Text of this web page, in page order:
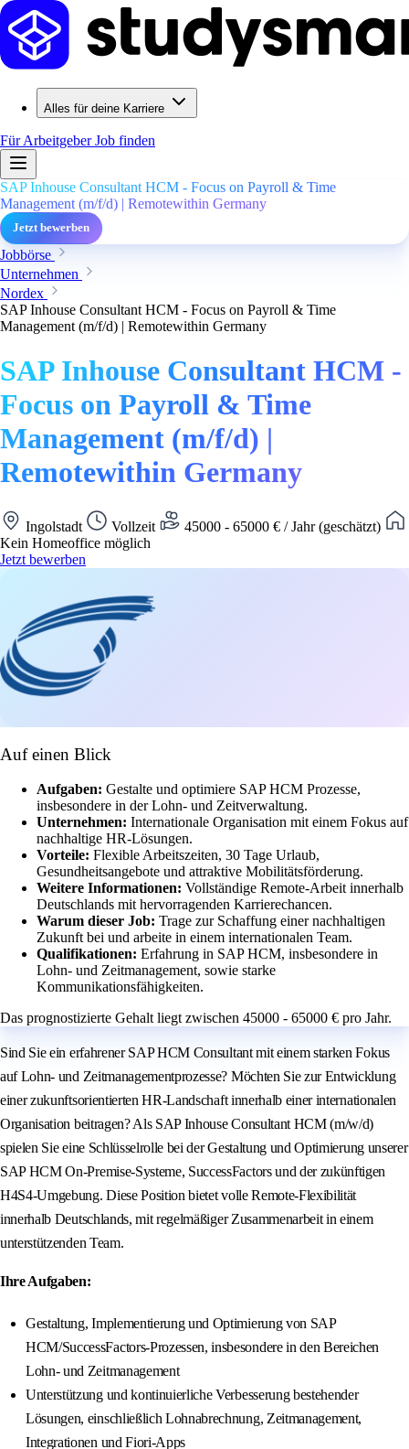
Alles für deine Karriere
Für ArbeitgeberJob finden
SAP Inhouse Consultant HCM - Focus on Payroll & Time
Management (m/f/d) | Remotewithin Germany
Jetzt bewerben
Jobbörse
Unternehmen
Nordex
SAP Inhouse Consultant HCM - Focus on Payroll & Time
Management (m/f/d) | Remotewithin Germany
SAP Inhouse Consultant HCM -
Focus on Payroll & Time
Management (m/f/d) |
Remotewithin Germany
Ingolstadt Vollzeit
45000 - 65000 € / Jahr (geschätzt)
Kein Homeoffice möglich
Jetzt bewerben
Auf einen Blick
Aufgaben: Gestalte und optimiere SAP HCM Prozesse,
insbesondere in der Lohn- und Zeitverwaltung.
Unternehmen: Internationale Organisation mit einem Fokus auf
nachhaltige HR-Lösungen.
Vorteile: Flexible Arbeitszeiten, 30 Tage Urlaub,
Gesundheitsangebote und attraktive Mobilitätsförderung.
Weitere Informationen: Vollständige Remote-Arbeit innerhalb
Deutschlands mit hervorragenden Karrierechancen.
Warum dieser Job: Trage zur Schaffung einer nachhaltigen
Zukunft bei und arbeite in einem internationalen Team.
Qualifikationen: Erfahrung in SAP HCM, insbesondere in
Lohn- und Zeitmanagement, sowie starke
Kommunikationsfähigkeiten.
Das prognostizierte Gehalt liegt zwischen 45000 - 65000 € pro Jahr.
Sind Sie ein erfahrener SAP HCM Consultant mit einem starken Fokus
auf Lohn- und Zeitmanagementprozesse? Möchten Sie zur Entwicklung
einer zukunftsorientierten HR-Landschaft innerhalb einer internationalen
Organisation beitragen? Als SAP Inhouse Consultant HCM (m/w/d)
spielen Sie eine Schlüsselrolle bei der Gestaltung und Optimierung unserer
SAP HCM On-Premise-Systeme, SuccessFactors und der zukünftigen
H4S4-Umgebung. Diese Position bietet volle Remote-Flexibilität
innerhalb Deutschlands, mit regelmäßiger Zusammenarbeit in einem
unterstützenden Team.
Ihre Aufgaben:
Gestaltung, Implementierung und Optimierung von SAP
HCM/SuccessFactors-Prozessen, insbesondere in den Bereichen
Lohn- und Zeitmanagement
Unterstützung und kontinuierliche Verbesserung bestehender
Lösungen, einschließlich Lohnabrechnung, Zeitmanagement,
Integrationen und Fiori-Apps